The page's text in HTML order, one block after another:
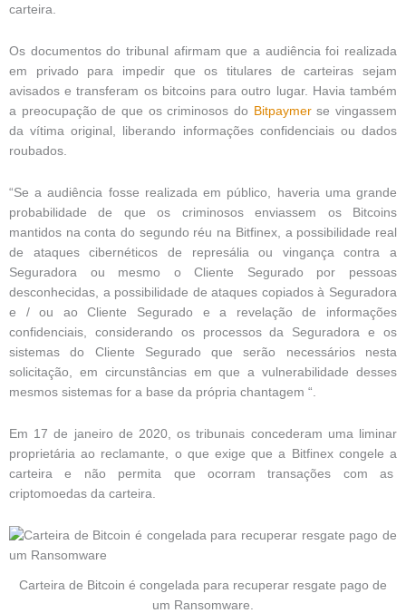
carteira.
Os documentos do tribunal afirmam que a audiência foi realizada
em privado para impedir que os titulares de carteiras sejam
avisados ​​e transferam os bitcoins para outro lugar. Havia também
a preocupação de que os criminosos do Bitpaymerse vingassem
da vítima original, liberando informações confidenciais ou dados
roubados.
“Se a audiência fosse realizada em público, haveria uma grande
probabilidade de que os criminosos enviassem os Bitcoins
mantidos na conta do segundo réu na Bitfinex, a possibilidade real
de ataques cibernéticos de represália ou vingança contra a
Seguradora ou mesmo o Cliente Segurado por pessoas
desconhecidas, a possibilidade de ataques copiados à Seguradora
e / ou ao Cliente Segurado e a revelação de informações
confidenciais, considerando os processos da Seguradora e os
sistemas do Cliente Segurado que serão necessários nesta
solicitação, em circunstâncias em que a vulnerabilidade desses
mesmos sistemas for a base da própria chantagem “.
Em 17 de janeiro de 2020, os tribunais concederam uma liminar
proprietária ao reclamante, o que exige que a Bitfinex congele a
carteira e não permita que ocorram transações com as
criptomoedas da carteira.
Carteira de Bitcoin é congelada para recuperar resgate pago de
um Ransomware.